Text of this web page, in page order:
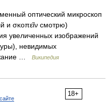
оптический микроскоп
и σκοπεῖν смотрю)
увеличенных изображений
невидимых
…
Википедия
18+